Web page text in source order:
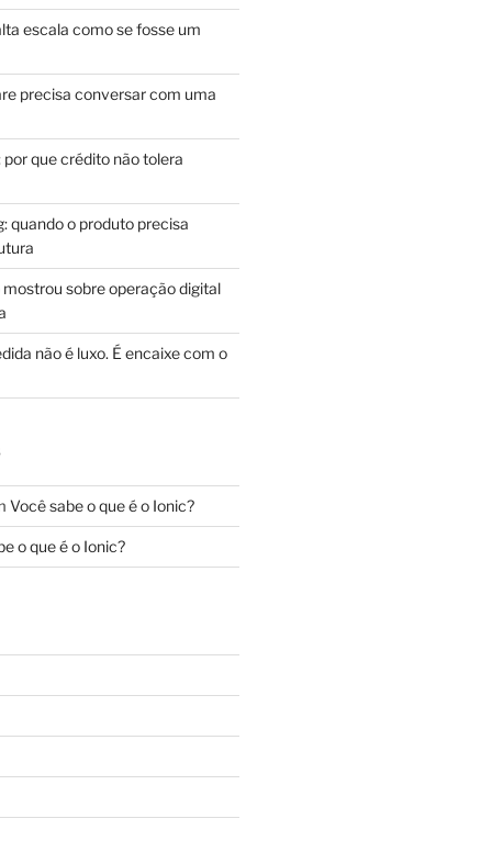
escala como se fosse um
precisa conversar com uma
que crédito não tolera
quando o produto precisa
mostrou sobre operação digital
não é luxo. É encaixe com o
Você sabe o que é o Ionic?
o que é o Ionic?